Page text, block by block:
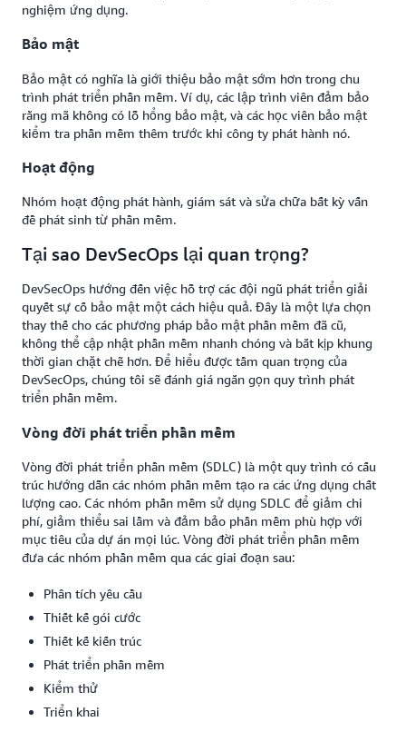
nghiệm ứng dụng.
Bảo mật
Bảo mật có nghĩa là giới thiệu bảo mật sớm hơn trong chu
trình phát triển phần mềm. Ví dụ, các lập trình viên đảm bảo
rằng mã không có lỗ hổng bảo mật, và các học viên bảo mật
kiểm tra phần mềm thêm trước khi công ty phát hành nó.
Hoạt động
Nhóm hoạt động phát hành, giám sát và sửa chữa bất kỳ vấn
đề phát sinh từ phần mềm.
Tại sao DevSecOps lại quan trọng?
DevSecOps hướng đến việc hỗ trợ các đội ngũ phát triển giải
quyết sự cố bảo mật một cách hiệu quả. Đây là một lựa chọn
thay thế cho các phương pháp bảo mật phần mềm đã cũ,
không thể cập nhật phần mềm nhanh chóng và bắt kịp khung
thời gian chặt chẽ hơn. Để hiểu được tầm quan trọng của
DevSecOps, chúng tôi sẽ đánh giá ngắn gọn quy trình phát
triển phần mềm.
Vòng đời phát triển phần mềm
Vòng đời phát triển phần mềm (SDLC) là một quy trình có cấu
trúc hướng dẫn các nhóm phần mềm tạo ra các ứng dụng chất
lượng cao. Các nhóm phần mềm sử dụng SDLC để giảm chi
phí, giảm thiểu sai lầm và đảm bảo phần mềm phù hợp với
mục tiêu của dự án mọi lúc. Vòng đời phát triển phần mềm
đưa các nhóm phần mềm qua các giai đoạn sau:
Phân tích yêu cầu
Thiết kế gói cước
Thiết kế kiến trúc
Phát triển phần mềm
Kiểm thử
Triển khai